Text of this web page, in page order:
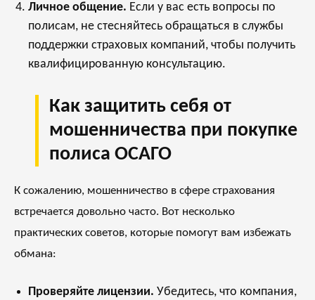
Личное общение. Если у вас есть вопросы по
полисам, не стесняйтесь обращаться в службы
поддержки страховых компаний, чтобы получить
квалифицированную консультацию.
Как защитить себя от
мошенничества при покупке
полиса ОСАГО
К сожалению, мошенничество в сфере страхования
встречается довольно часто. Вот несколько
практических советов, которые помогут вам избежать
обмана:
Проверяйте лицензии. Убедитесь, что компания,